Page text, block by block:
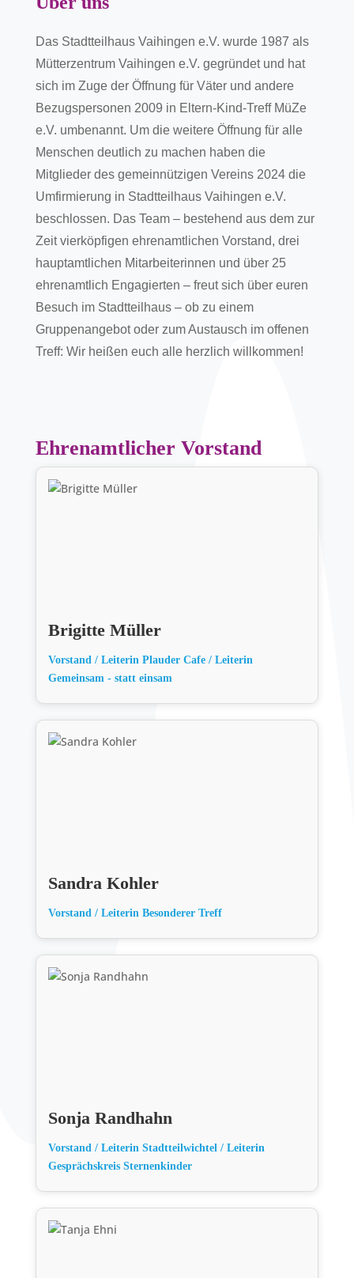
Das Stadtteilhaus Vaihingen e.V. wurde 1987 als
Mütterzentrum Vaihingen e.V. gegründet und hat
sich im Zuge der Öffnung für Väter und andere
Bezugspersonen 2009 in Eltern-Kind-Treff MüZe
e.V. umbenannt. Um die weitere Öffnung für alle
Menschen deutlich zu machen haben die
Mitglieder des gemeinnützigen Vereins 2024 die
Umfirmierung in Stadtteilhaus Vaihingen e.V.
beschlossen. Das Team – bestehend aus dem zur
Zeit vierköpfigen ehrenamtlichen Vorstand, drei
hauptamtlichen Mitarbeiterinnen und über 25
ehrenamtlich Engagierten – freut sich über euren
Besuch im Stadtteilhaus – ob zu einem
Gruppenangebot oder zum Austausch im offenen
Treff: Wir heißen euch alle herzlich willkommen!
Ehrenamtlicher Vorstand
Brigitte Müller
Vorstand / Leiterin Plauder Cafe / Leiterin
Gemeinsam - statt einsam
Sandra Kohler
Vorstand / Leiterin Besonderer Treff
Sonja Randhahn
Vorstand / Leiterin Stadtteilwichtel / Leiterin
Gesprächskreis Sternenkinder